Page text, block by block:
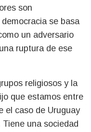
son
se basa
un adversario
ruptura de ese
religiosos y la
que estamos entre
el caso de Uruguay
una sociedad